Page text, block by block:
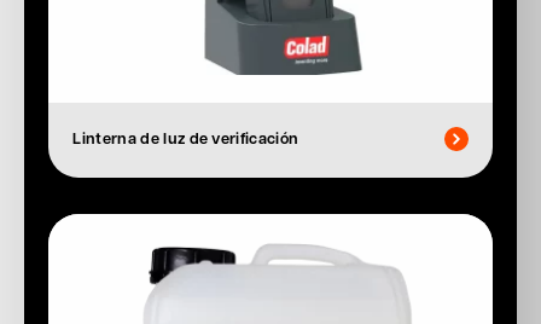
Linterna de luz de verificación